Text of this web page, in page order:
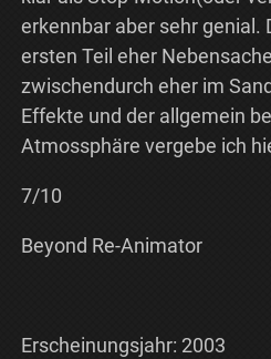
erkennbar aber sehr genial.
ersten Teil eher
zwischendurch eher im
Effekte und der allgemein
Atmossphäre vergebe ich
7/10
Beyond Re-Animator
Erscheinungsjahr: 2003